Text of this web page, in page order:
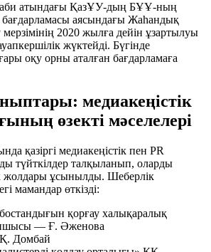
атындағы ҚазҰУ-дың БҰҰ-ның
бағдарламасы аясындағы Жаһандық
мерзімінің 2020 жылға дейін ұзартылуы
жүктейді. Бүгінде
оқу орны аталған бағдарламаға
медиакеңістік
өзекті мәселелері
қазіргі медиакеңістік пен PR
түйткілдер талқыланып, оларды
жолдары ұсынылды. Шеберлік
мамандар өткізді:
қорғау халықаралық
— Ғ. Әженова
Домбай